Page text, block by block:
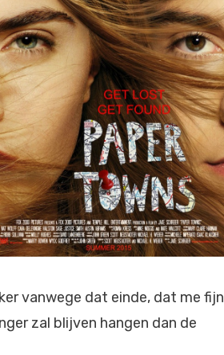
vanwege dat einde, dat me fijn
zal blijven hangen dan de